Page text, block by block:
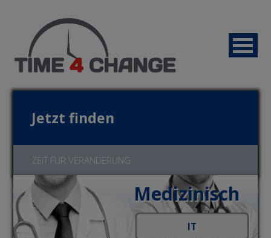
Jetzt finden
ZEIT FÜR VERÄNDERUNG
Medizinisch